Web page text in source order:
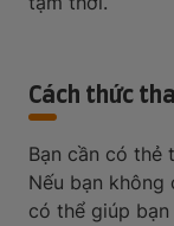
Cách thức
Bạn cần có thẻ
Nếu bạn không
có thể giúp